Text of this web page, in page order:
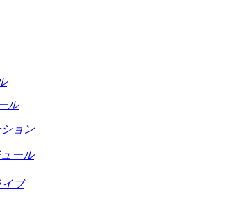
ル
ョン
ール
イブ